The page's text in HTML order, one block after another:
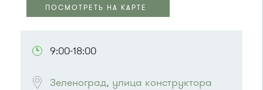
ПОСМОТРЕТЬ НА КАРТЕ
9:00-18:00
Зеленоград, улица конструктора